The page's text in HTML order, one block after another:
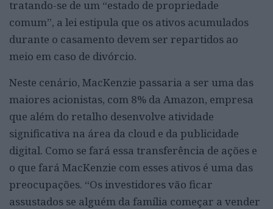
tratando-se de um “estado de propriedade
comum”, a lei estipula que os ativos acumulados
durante o casamento devem ser repartidos ao
meio em caso de divórcio.
Neste cenário, MacKenzie passaria a ser uma das
maiores acionistas, com 8% da Amazon, empresa
que além do retalho desenvolve atividade
significativa na área da cloud e da publicidade
digital. Como se fará essa transferência de ações e
o que fará MacKenzie com esses ativos é uma das
preocupações. “Os investidores vão ficar
assustados se alguém da família começar a vender